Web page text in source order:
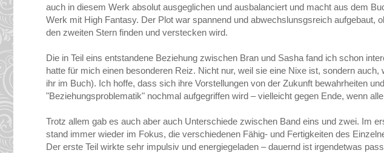
auch in diesem Werk absolut ausgeglichen und ausbalanciert und macht aus dem
Werk mit High Fantasy. Der Plot war spannend und abwechslunsgsreich aufgebaut,
den zweiten Stern finden und verstecken wird.
Die in Teil eins entstandene Beziehung zwischen Bran und Sasha fand ich schon
hatte für mich einen besonderen Reiz. Nicht nur, weil sie eine Nixe ist, sondern
ihr im Buch). Ich hoffe, dass sich ihre Vorstellungen von der Zukunft bewahrheiten
"Beziehungsproblematik" nochmal aufgegriffen wird – vielleicht gegen Ende, wenn
Trotz allem gab es auch aber auch Unterschiede zwischen Band eins und zwei. Im
stand immer wieder im Fokus, die verschiedenen Fähig- und Fertigkeiten des
Der erste Teil wirkte sehr impulsiv und energiegeladen – dauernd ist irgendetwas